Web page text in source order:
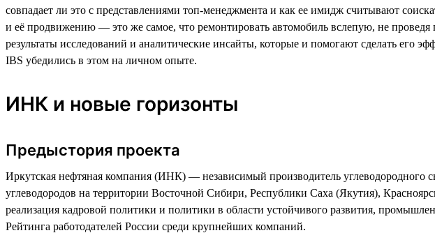
совпадает ли это с представлениями топ-менеджмента и как ее имидж считывают
и её продвижению — это же самое, что ремонтировать автомобиль вслепую, не
результаты исследований и аналитические инсайты, которые и помогают сделать
IBS убедились в этом на личном опыте.
ИНК и новые горизонты
Предыстория проекта
Иркутская нефтяная компания (ИНК) — независимый производитель углеводородного
углеводородов на территории Восточной Сибири, Республики Саха (Якутия),
реализация кадровой политики и политики в области устойчивого развития,
Рейтинга работодателей России среди крупнейших компаний.